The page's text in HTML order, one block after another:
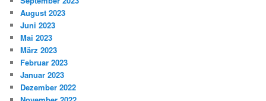
August 2023
Juni 2023
Mai 2023
März 2023
Februar 2023
Januar 2023
Dezember 2022